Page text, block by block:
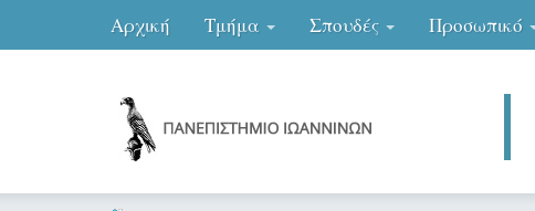
Αρχική Τμήμα Σπουδές Προσωπικό